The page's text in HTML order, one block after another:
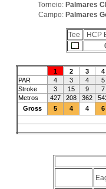
Torneio: Palmares
Campo: Palmares
Tee HCP
1 2 3 4
PAR
4 3 4 5
Stroke
3 15 9 7
Metros
427 208 362
Gross
5 4 4 6